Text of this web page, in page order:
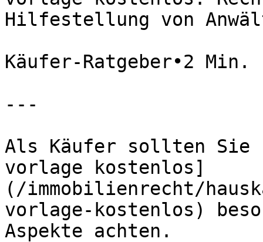
Hilfestellung von
Käufer-Ratgeber•2
---
Als Käufer sollten Sie
vorlage kostenlos]
(/immobilienrecht/
vorlage-kostenlos)
Aspekte achten.